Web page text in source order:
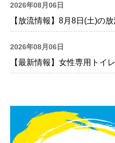
2026年08月06日
【放流情報】8月8日(土)の放
2026年08月06日
【最新情報】女性専用トイ